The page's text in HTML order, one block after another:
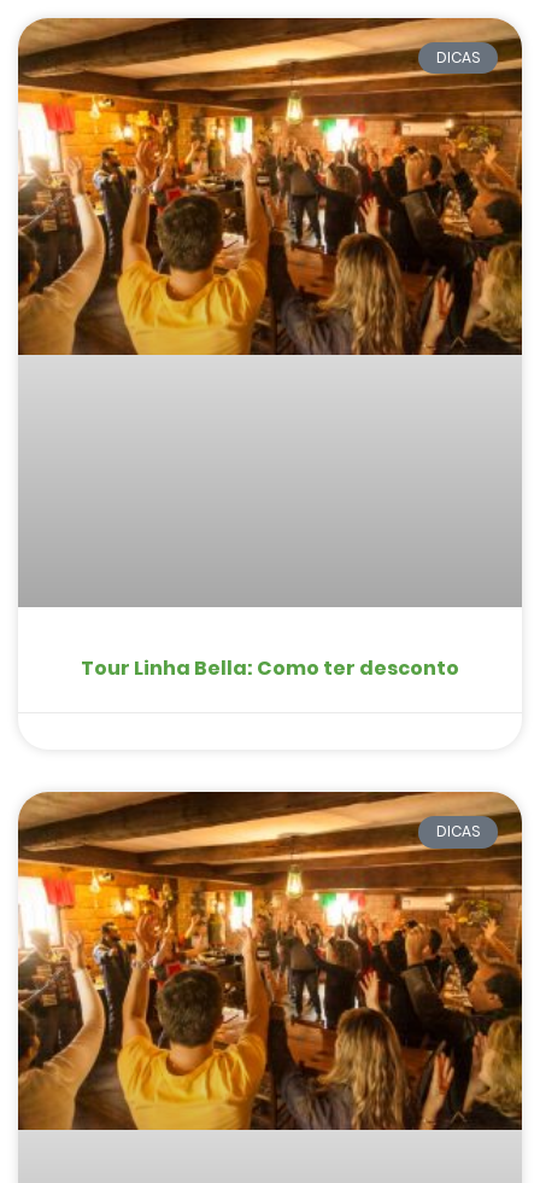
DICAS
Tour Linha Bella: Como ter desconto
DICAS